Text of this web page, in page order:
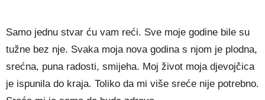
Samo jednu stvar ću vam reći. Sve moje godine bile su
tužne bez nje. Svaka moja nova godina s njom je plodna,
srećna, puna radosti, smijeha. Moj život moja djevojčica
je ispunila do kraja. Toliko da mi više sreće nije potrebno.